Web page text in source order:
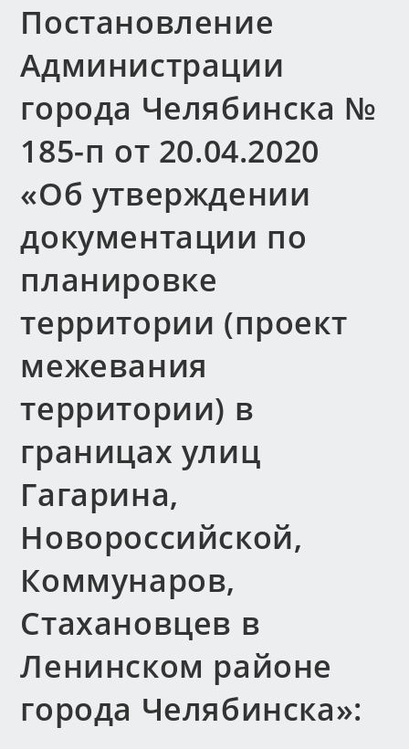
Постановление
Администрации
города Челябинска №
185-п от 20.04.2020
«Об утверждении
документации по
планировке
территории (проект
межевания
территории) в
границах улиц
Гагарина,
Новороссийской,
Коммунаров,
Стахановцев в
Ленинском районе
города Челябинска»: